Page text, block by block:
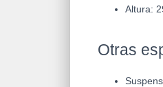
Altura:
Otras